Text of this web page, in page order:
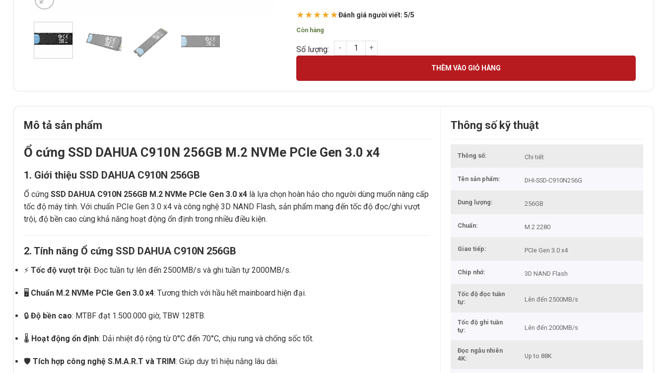
★★★★★Đánh giá người viết: 5/5
Còn hàng
Ổ cứng SSD DAHUA C910N 256GB M.2 NVMe PCIe Gen 3.0 x4 số lượng
THÊM VÀO GIỎ HÀNG
Mô tả sản phẩm
Ổ cứng SSD DAHUA C910N 256GB M.2 NVMe PCIe Gen 3.0 x4
1. Giới thiệu SSD DAHUA C910N 256GB
Ổ cứng SSD DAHUA C910N 256GB M.2 NVMe PCIe Gen 3.0 x4 là lựa chọn hoàn hảo cho người dùng muốn nâng cấp
tốc độ máy tính. Với chuẩn PCIe Gen 3.0 x4 và công nghệ 3D NAND Flash, sản phẩm mang đến tốc độ đọc/ghi vượt
trội, độ bền cao cùng khả năng hoạt động ổn định trong nhiều điều kiện.
2. Tính năng Ổ cứng SSD DAHUA C910N 256GB
⚡ Tốc độ vượt trội: Đọc tuần tự lên đến 2500MB/s và ghi tuần tự 2000MB/s.
🖥 Chuẩn M.2 NVMe PCIe Gen 3.0 x4: Tương thích với hầu hết mainboard hiện đại.
🔒 Độ bền cao: MTBF đạt 1.500.000 giờ, TBW 128TB.
🌡 Hoạt động ổn định: Dải nhiệt độ rộng từ 0°C đến 70°C, chịu rung và chống sốc tốt.
🛡 Tích hợp công nghệ S.M.A.R.T và TRIM: Giúp duy trì hiệu năng lâu dài.
Thông số kỹ thuật
Thông số Chi tiết
Tên sản phẩm DHI-SSD-C910N256G
Dung lượng 256GB
Chuẩn M.2 2280
Giao tiếp PCIe Gen 3.0 x4
Chip nhớ 3D NAND Flash
Tốc độ đọc tuần
tự
Lên đến 2500MB/s
Tốc độ ghi tuần
tự
Lên đến 2000MB/s
Đọc ngẫu nhiên
4K
Up to 88K